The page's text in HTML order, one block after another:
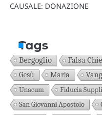
CAUSALE: DONAZIONE
Tags
Bergoglio Falsa
Gesù Maria
Unacum
Fiducia
San Giovanni Apostolo